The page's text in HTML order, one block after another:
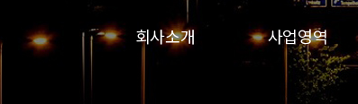
회사소개 사업영역
인파실